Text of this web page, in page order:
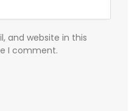
and website in this
I comment.